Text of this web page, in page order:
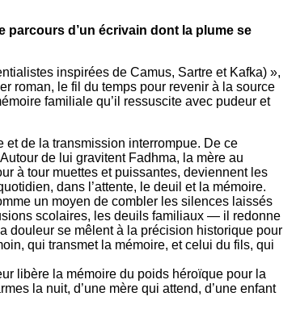
parcours d’un écrivain dont la plume se
inspirées de Camus, Sartre et Kafka) »,
roman, le fil du temps pour revenir à la source
familiale qu’il ressuscite avec pudeur et
et de la transmission interrompue. De ce
de lui gravitent Fadhma, la mère au
à tour muettes et puissantes, deviennent les
dans l’attente, le deuil et la mémoire.
un moyen de combler les silences laissés
scolaires, les deuils familiaux — il redonne
douleur se mêlent à la précision historique pour
qui transmet la mémoire, et celui du fils, qui
libère la mémoire du poids héroïque pour la
la nuit, d’une mère qui attend, d’une enfant